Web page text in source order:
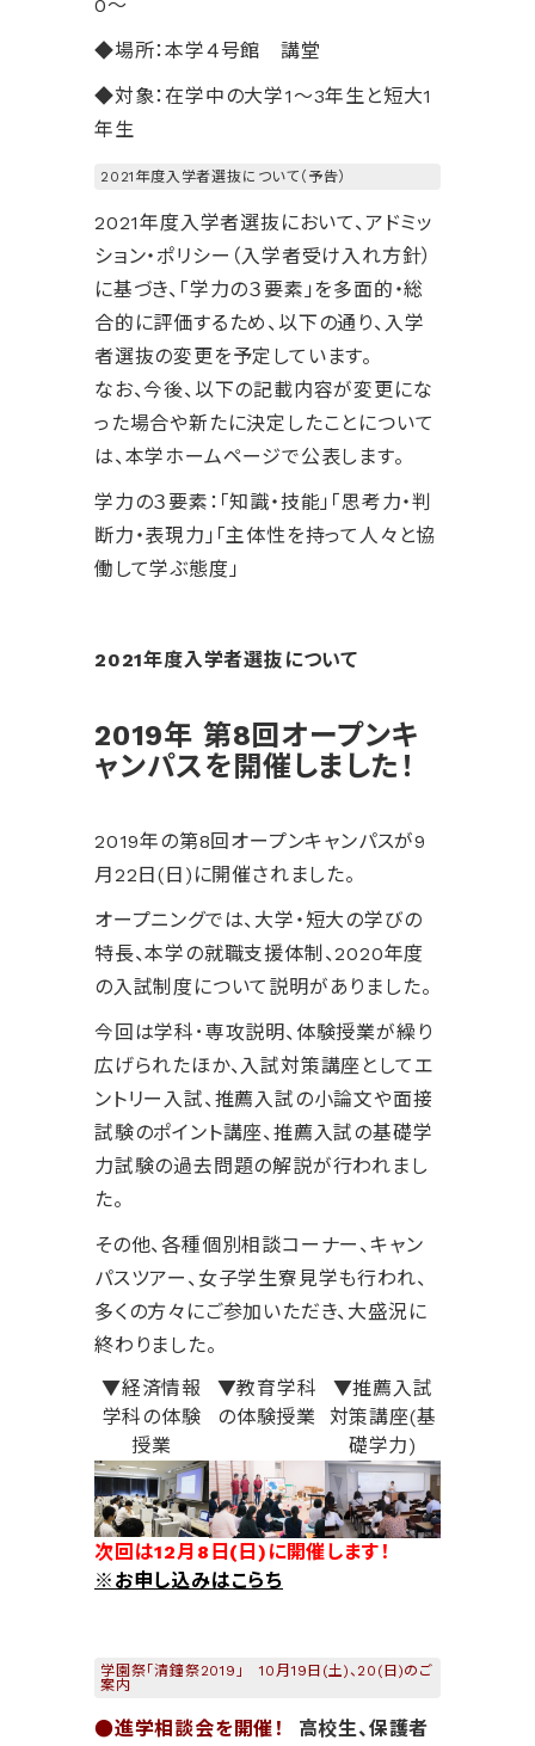
0～
◆場所：本学４号館 講堂
◆対象：在学中の大学1～3年生と短大1
年生
2021年度入学者選抜について（予告）
2021年度入学者選抜において、アドミッ
ション・ポリシー（入学者受け入れ方針）
に基づき、「学力の３要素」を多面的・総
合的に評価するため、以下の通り、入学
者選抜の変更を予定しています。
なお、今後、以下の記載内容が変更にな
った場合や新たに決定したことについて
は、本学ホームページで公表します。
学力の３要素：「知識・技能」「思考力・判
断力・表現力」「主体性を持って人々と協
働して学ぶ態度」
2021年度入学者選抜について
2019年 第8回オープンキ
ャンパスを開催しました！
2019年の第8回オープンキャンパスが9
月22日(日)に開催されました。
オープニングでは、大学・短大の学びの
特長、本学の就職支援体制、2020年度
の入試制度について説明がありました。
今回は学科･専攻説明、体験授業が繰り
広げられたほか、入試対策講座としてエ
ントリー入試、推薦入試の小論文や面接
試験のポイント講座、推薦入試の基礎学
力試験の過去問題の解説が行われまし
た。
その他、各種個別相談コーナー、キャン
パスツアー、女子学生寮見学も行われ、
多くの方々にご参加いただき、大盛況に
終わりました。
▼経済情報
学科の体験
授業
▼教育学科
の体験授業
▼推薦入試
対策講座(基
礎学力)
次回は12月8日(日)に開催します！
※お申し込みはこらち
学園祭「清鐘祭2019」 10月19日(土)、20(日)のご
案内
●進学相談会を開催！ 高校生、保護者